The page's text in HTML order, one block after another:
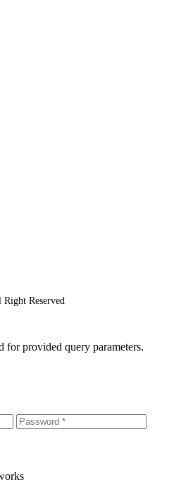
Right Reserved
for provided query parameters.